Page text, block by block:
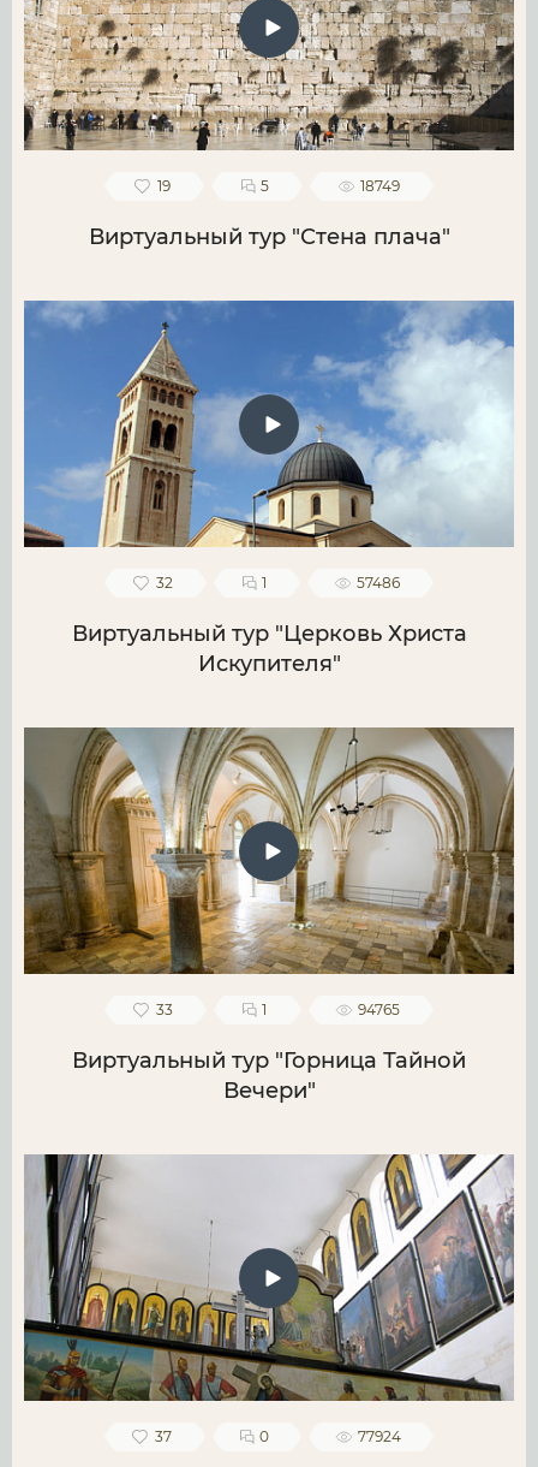
19 5 18749
Виртуальный тур "Стена плача"
32 1 57486
Виртуальный тур "Церковь Христа
Искупителя"
33 1 94765
Виртуальный тур "Горница Тайной
Вечери"
37 0 77924